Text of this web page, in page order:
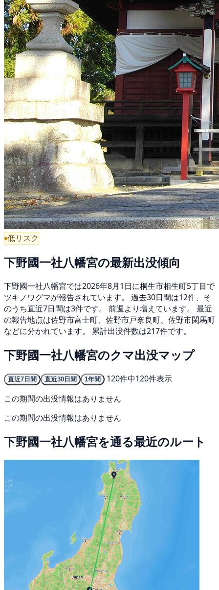
低リスク
下野國一社八幡宮の最新出没傾向
下野國一社八幡宮では2026年8月1日に桐生市相生町5丁目で
ツキノワグマが報告されています。 過去30日間は12件、そ
のうち直近7日間は3件です。 前週より増えています。 最近
の報告地点は佐野市富士町、佐野市戸奈良町、佐野市閑馬町
などに分かれています。 累計出没件数は217件です。
下野國一社八幡宮のクマ出没マップ
直近7日間 直近30日間 1年間
120件中120件表示
この期間の出没情報はありません
この期間の出没情報はありません
下野國一社八幡宮を通る最近のルート